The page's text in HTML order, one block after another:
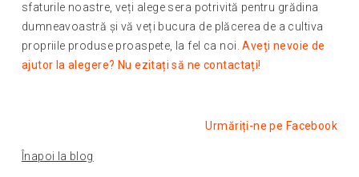
sfaturile noastre, veți alege sera potrivită pentru grădina
dumneavoastră și vă veți bucura de plăcerea de a cultiva
propriile produse proaspete, la fel ca noi. Aveți nevoie de
ajutor la alegere? Nu ezitați să ne contactați!
Urmăriți-ne pe Facebook
Înapoi la blog